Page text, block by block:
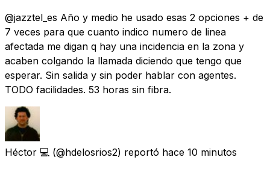
@jazztel_es Año y medio he usado esas 2 opciones + de
7 veces para que cuanto indico numero de linea
afectada me digan q hay una incidencia en la zona y
acaben colgando la llamada diciendo que tengo que
esperar. Sin salida y sin poder hablar con agentes.
TODO facilidades. 53 horas sin fibra.
Héctor 💻 (@hdelosrios2) reportó hace 10 minutos